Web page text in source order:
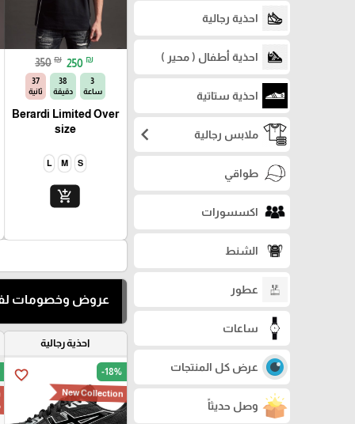
احذية رجالية
احذية أطفال ( محير )
احذية ستاتية
ملابس رجالية chevron_left
طواقي
اكسسورات
الشنط
عطور
ساعات
عرض كل المنتجات
وصل حديثاً
350 ₪ 250 ₪
3
ساعة
38
دقيقة
35
ثانية
Berardi Limited Over
size
S
M
L
add_shopping_cart
عروض وخصومات
احذية رجالية
favorite_border -18%
New Collection